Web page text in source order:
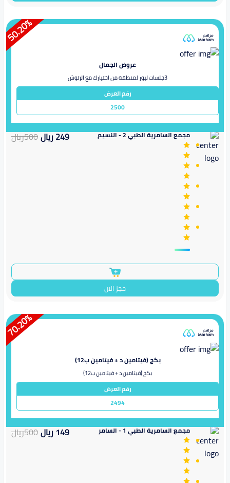
50.20
%
عروض الجمال
3جلسات ليور لمنطقة من اختيارك مع الرتوش
رقم العرض
2500
مجمع السامرية الطبي 2 - النسيم 249ريال500ريال
حجز الان
70.20
%
بكج (فيتامين د + فيتامين ب12)
بكج (فيتامين د + فيتامين ب12)
رقم العرض
2494
مجمع السامرية الطبي 1 - السامر 149ريال500ريال